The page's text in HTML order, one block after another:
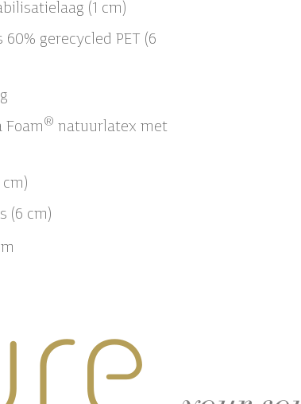
(1 cm)
gerecycled PET (6
Foam ® natuurlatex met
(6 cm)